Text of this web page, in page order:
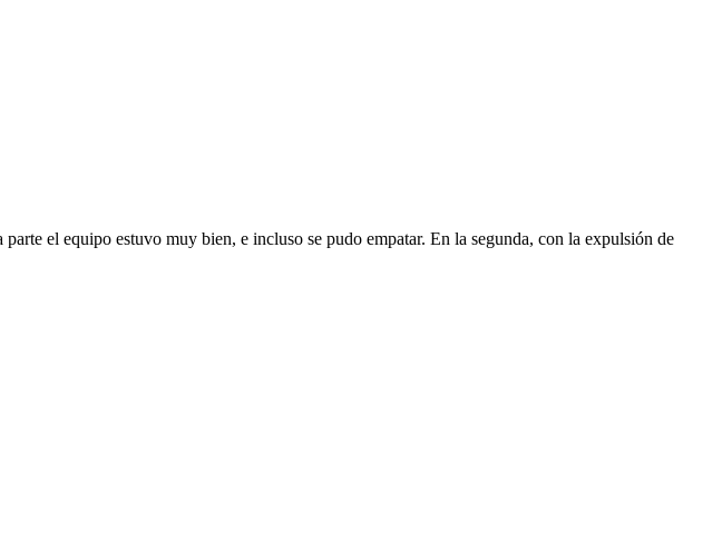
el equipo estuvo muy bien, e incluso se pudo empatar. En la segunda, con la expulsión de